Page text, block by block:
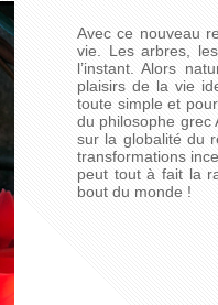
Avec ce nouveau
vie. Les arbres,
l’instant. Alors
plaisirs de la vie
toute simple et
du philosophe grec
sur la globalité du
transformations
peut tout à fait la
bout du monde !